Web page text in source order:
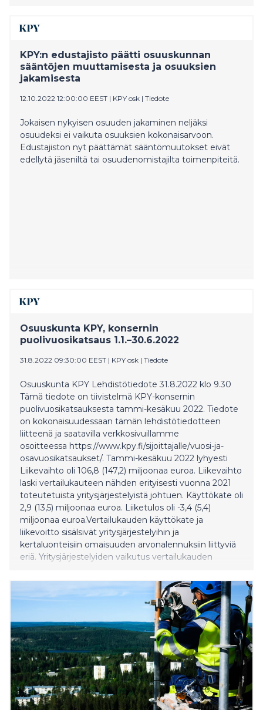
KPY:n edustajisto päätti osuuskunnan
sääntöjen muuttamisesta ja osuuksien
jakamisesta
12.10.2022 12:00:00 EEST | KPY osk | Tiedote
Jokaisen nykyisen osuuden jakaminen neljäksi
osuudeksi ei vaikuta osuuksien kokonaisarvoon.
Edustajiston nyt päättämät sääntömuutokset eivät
edellytä jäseniltä tai osuudenomistajilta toimenpiteitä.
Osuuskunta KPY, konsernin
puolivuosikatsaus 1.1.–30.6.2022
31.8.2022 09:30:00 EEST | KPY osk | Tiedote
Osuuskunta KPY Lehdistötiedote 31.8.2022 klo 9.30
Tämä tiedote on tiivistelmä KPY-konsernin
puolivuosikatsauksesta tammi-kesäkuu 2022. Tiedote
on kokonaisuudessaan tämän lehdistötiedotteen
liitteenä ja saatavilla verkkosivuillamme
osoitteessa https://www.kpy.fi/sijoittajalle/vuosi-ja-
osavuosikatsaukset/. Tammi-kesäkuu 2022 lyhyesti
Liikevaihto oli 106,8 (147,2) miljoonaa euroa. Liikevaihto
laski vertailukauteen nähden erityisesti vuonna 2021
toteutetuista yritysjärjestelyistä johtuen. Käyttökate oli
2,9 (13,5) miljoonaa euroa. Liiketulos oli -3,4 (5,4)
miljoonaa euroa.Vertailukauden käyttökate ja
liikevoitto sisälsivät yritysjärjestelyihin ja
kertaluonteisiin omaisuuden arvonalennuksiin liittyviä
eriä. Yritysjärjestelyiden vaikutus vertailukauden
Yritysjärjestelyiden ja arvonalennusten nettomääräinen
vaikutus vertailukauden liikevoittoon oli puolestaan
noin 5,3 miljoonaa euroa. Vastaavanlaisia eriä ei sisälly
katsauskauden 1–6/2022 tuloksee